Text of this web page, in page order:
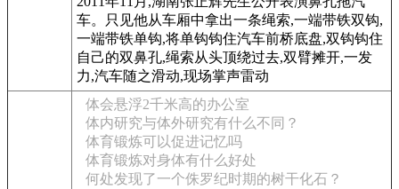
车。只见他从车厢中拿出一条绳索,一端带铁双钩,
一端带铁单钩,将单钩钩住汽车前桥底盘,双钩钩住
自己的双鼻孔,绳索从头顶绕过去,双臂摊开,一发
力,汽车随之滑动,现场掌声雷动
体会悬浮2千米高的办公室
体内研究与体外研究有什么不同？
体育锻炼可以促进记忆吗
体育锻炼对身体有什么好处
何处发现了一个侏罗纪时期的树干化石？